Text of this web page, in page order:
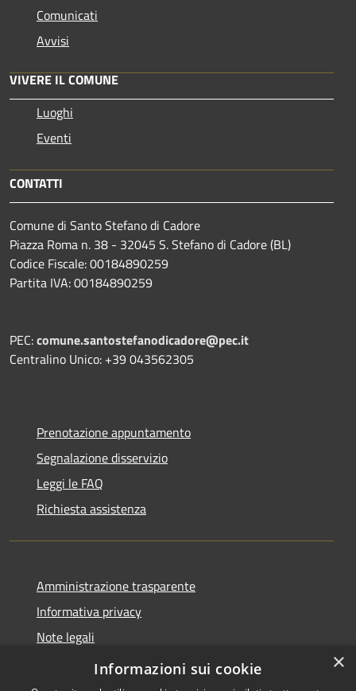
Comunicati
Avvisi
VIVERE IL COMUNE
Luoghi
Eventi
CONTATTI
Comune di Santo Stefano di Cadore
Piazza Roma n. 38 - 32045 S. Stefano di Cadore (BL)
Codice Fiscale: 00184890259
Partita IVA: 00184890259
PEC:comune.santostefanodicadore@pec.it
Centralino Unico: +39 043562305
Prenotazione appuntamento
Segnalazione disservizio
Leggi le FAQ
Richiesta assistenza
Amministrazione trasparente
Informativa privacy
Note legali
Dichiarazione di accessibilità
×
Informazioni sui cookie